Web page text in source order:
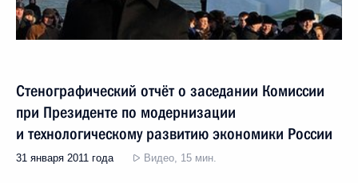
Стенографический отчёт о заседании Комиссии
при Президенте по модернизации
и технологическому развитию экономики России
31 января 2011 года Видео, 15 мин.